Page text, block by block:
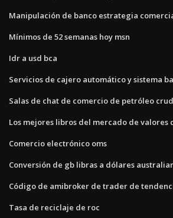
Manipulación de banco estrategia
Mínimos de 52 semanas hoy msn
Idr a usd bca
Servicios de cajero automático y sistema
Salas de chat de comercio de petróleo
Los mejores libros del mercado de valores
Comercio electrónico oms
Conversión de gb libras a dólares
Código de amibroker de trader de
Tasa de reciclaje de roc